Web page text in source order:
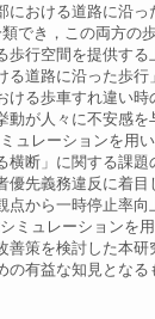
における道路に沿
でき，この両方の
歩行空間を提供す
る道路に沿った歩行
ける歩車すれ違い
動が人々に不安感を
ュレーションを用
横断」に関する課
優先義務違反に着
点から一時停止率向
ミュレーションを
善策を検討した本
の有益な知見とな